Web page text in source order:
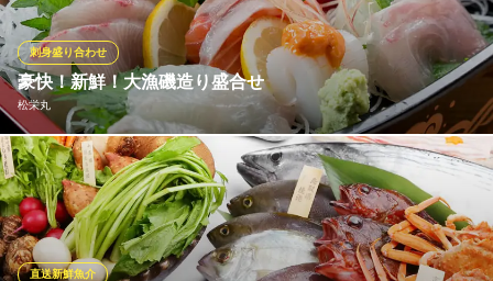
気軽にスタッフへお申し付けください。魚の仕入れに絶対の自
信！伊勢屋は、四季を感じる料理にこだわり続けています。
和食グルメ居酒屋 伊勢屋 弁天町店
創作和食の海鮮居酒屋
ＪＲ大阪環状線弁天町駅 徒歩1分
大阪府大阪市港区波除3-8-8
豪快！新鮮！大漁磯造り盛合せ
松栄丸
刺身盛り合わせ
毎日新鮮な産地直送の旬魚が入荷！『大漁磯造り盛合せ』1,980円
は、その時期最良の魚介をふんだんに使った刺身盛合せです。サ
ザエ・タイ・ヒラメ・カンパチ・マグロ・アオリイカ・サーモン
など、7種の魚介類を舟盛にした贅沢な一品です。宴会のアクセン
トとして追加すれば宴席も華やかになること間違いなし！
直送新鮮魚介